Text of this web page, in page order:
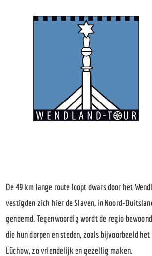
De 49 km lange route loopt dwars door het
vestigden zich hier de Slaven, in Noord-
genoemd. Tegenwoordig wordt de regio
die hun dorpen en steden, zoals bijvoorbeeld
Lüchow, zo vriendelijk en gezellig maken.